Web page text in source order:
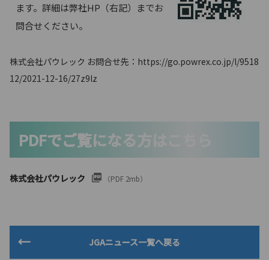
ます。詳細は弊社HP（右記）までお
問合せください。
株式会社パウレック お問合せ先：https://go.powrex.co.jp/l/9518
12/2021-12-16/27z9lz
PDFでご覧になる方はこちら
株式会社パウレック （PDF 2mb）
JGAニュース一覧へ戻る